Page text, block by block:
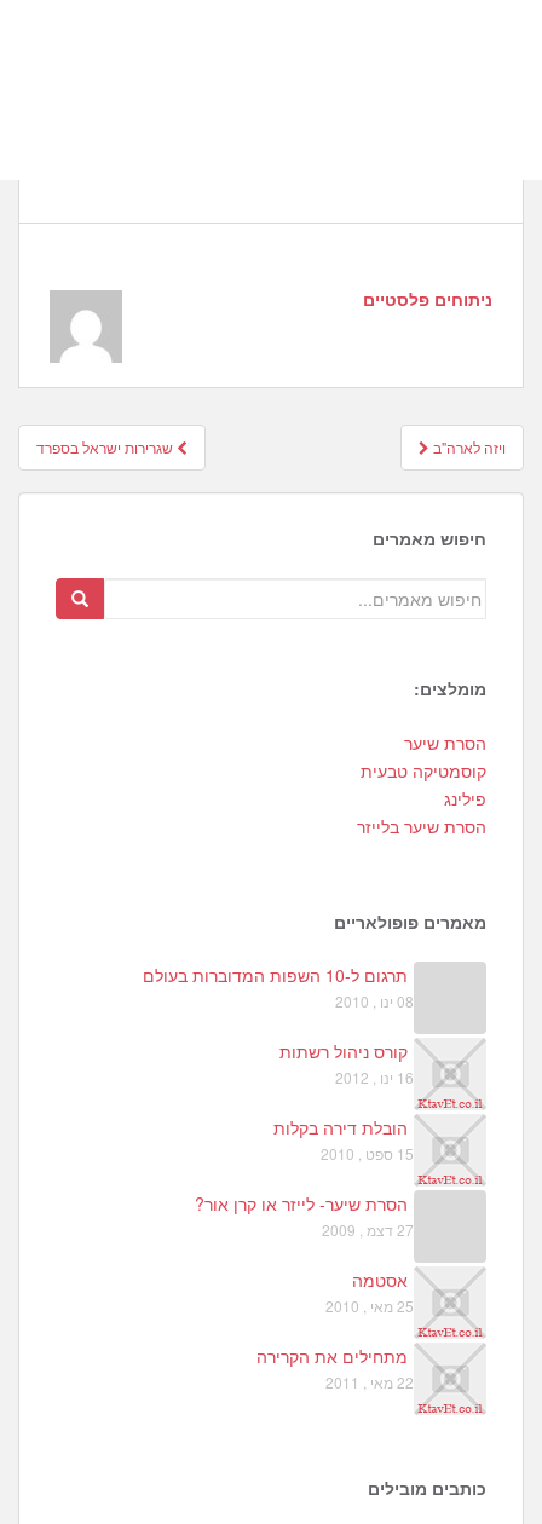
ניתוחים פלסטיים
Post
navigation
שגרירות ישראל בספרד ויזה לארה"ב
חיפוש מאמרים
מומלצים:
1
3
הסרת שיער
קוסמטיקה טבעית
פילינג
הסרת שיער בלייזר
מאמרים פופולאריים
תרגום ל-10 השפות המדוברות בעולם
08 ינו , 2010
קורס ניהול רשתות
16 ינו , 2012
הובלת דירה בקלות
15 ספט , 2010
הסרת שיער- לייזר או קרן אור?
27 דצמ , 2009
אסטמה
25 מאי , 2010
מתחילים את הקרירה
22 מאי , 2011
כותבים מובילים